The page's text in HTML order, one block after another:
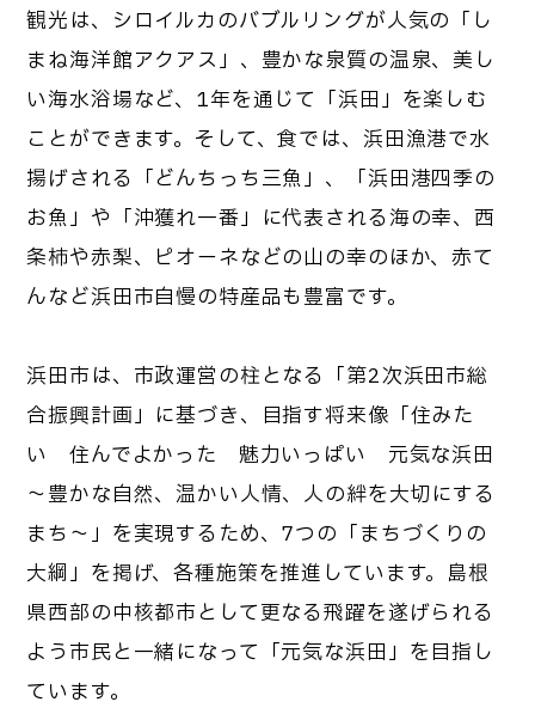
観光は、シロイルカのバブルリングが人気の「し
まね海洋館アクアス」、豊かな泉質の温泉、美し
い海水浴場など、1年を通じて「浜田」を楽しむ
ことができます。そして、食では、浜田漁港で水
揚げされる「どんちっち三魚」、「浜田港四季の
お魚」や「沖獲れ一番」に代表される海の幸、西
条柿や赤梨、ピオーネなどの山の幸のほか、赤て
んなど浜田市自慢の特産品も豊富です。
浜田市は、市政運営の柱となる「第2次浜田市総
合振興計画」に基づき、目指す将来像「住みた
い 住んでよかった 魅力いっぱい 元気な浜田
～豊かな自然、温かい人情、人の絆を大切にする
まち～」を実現するため、7つの「まちづくりの
大綱」を掲げ、各種施策を推進しています。島根
県西部の中核都市として更なる飛躍を遂げられる
よう市民と一緒になって「元気な浜田」を目指し
ています。